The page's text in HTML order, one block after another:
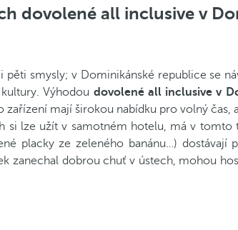
dovolené all inclusive v
smysly; v Dominikánské republice se
Výhodou dovolené all inclusive v
mají širokou nabídku pro volný čas,
si lze užít v samotném hotelu, má v tomto
placky ze zeleného banánu…)
zanechal dobrou chuť v ústech, mohou